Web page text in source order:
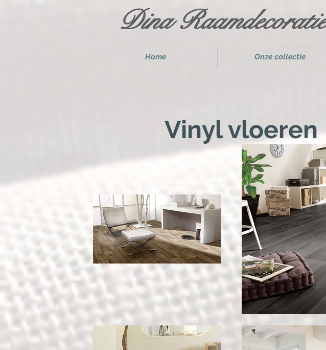
Dina Raamdecoratie
Home Onze collectie
Vinyl vloeren